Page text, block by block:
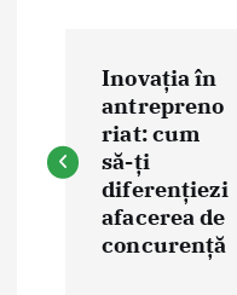
s
Inovația în
antrepreno
riat: cum
să-ți
diferențiezi
afacerea de
concurență